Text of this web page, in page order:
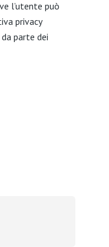
l’utente può
privacy
parte dei